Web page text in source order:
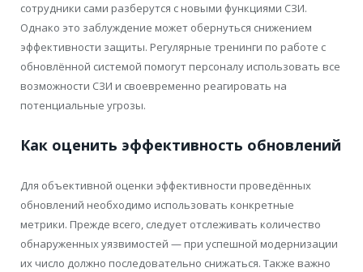
сотрудники сами разберутся с новыми функциями СЗИ.
Однако это заблуждение может обернуться снижением
эффективности защиты. Регулярные тренинги по работе с
обновлённой системой помогут персоналу использовать все
возможности СЗИ и своевременно реагировать на
потенциальные угрозы.
Как оценить эффективность обновлений
Для объективной оценки эффективности проведённых
обновлений необходимо использовать конкретные
метрики. Прежде всего, следует отслеживать количество
обнаруженных уязвимостей — при успешной модернизации
их число должно последовательно снижаться. Также важно